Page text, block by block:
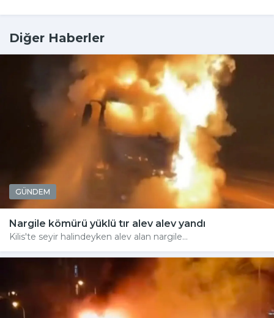
Diğer Haberler
GÜNDEM
Nargile kömürü yüklü tır alev alev yandı
Kilis'te seyir halindeyken alev alan nargile...